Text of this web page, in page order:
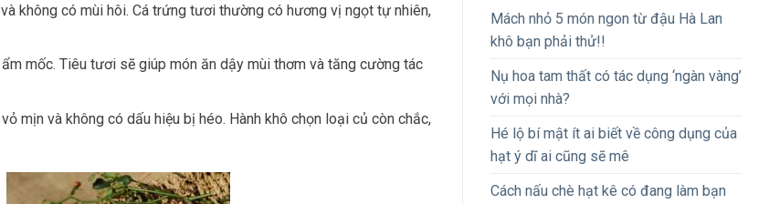
không có mùi hôi. Cá trứng tươi thường có hương vị ngọt tự nhiên,
mốc. Tiêu tươi sẽ giúp món ăn dậy mùi thơm và tăng cường tác
mịn và không có dấu hiệu bị héo. Hành khô chọn loại củ còn chắc,
Mách nhỏ 5 món ngon từ đậu Hà Lan
khô bạn phải thử!!
Nụ hoa tam thất có tác dụng ‘ngàn vàng’
với mọi nhà?
Hé lộ bí mật ít ai biết về công dụng của
hạt ý dĩ ai cũng sẽ mê
Cách nấu chè hạt kê có đang làm bạn